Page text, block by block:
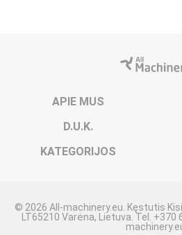
APIE MUS
D.U.K.
KATEGORIJOS
© 2026 All-machinery.eu. Kęstutis
LT65210 Varėna, Lietuva. Tel. +370